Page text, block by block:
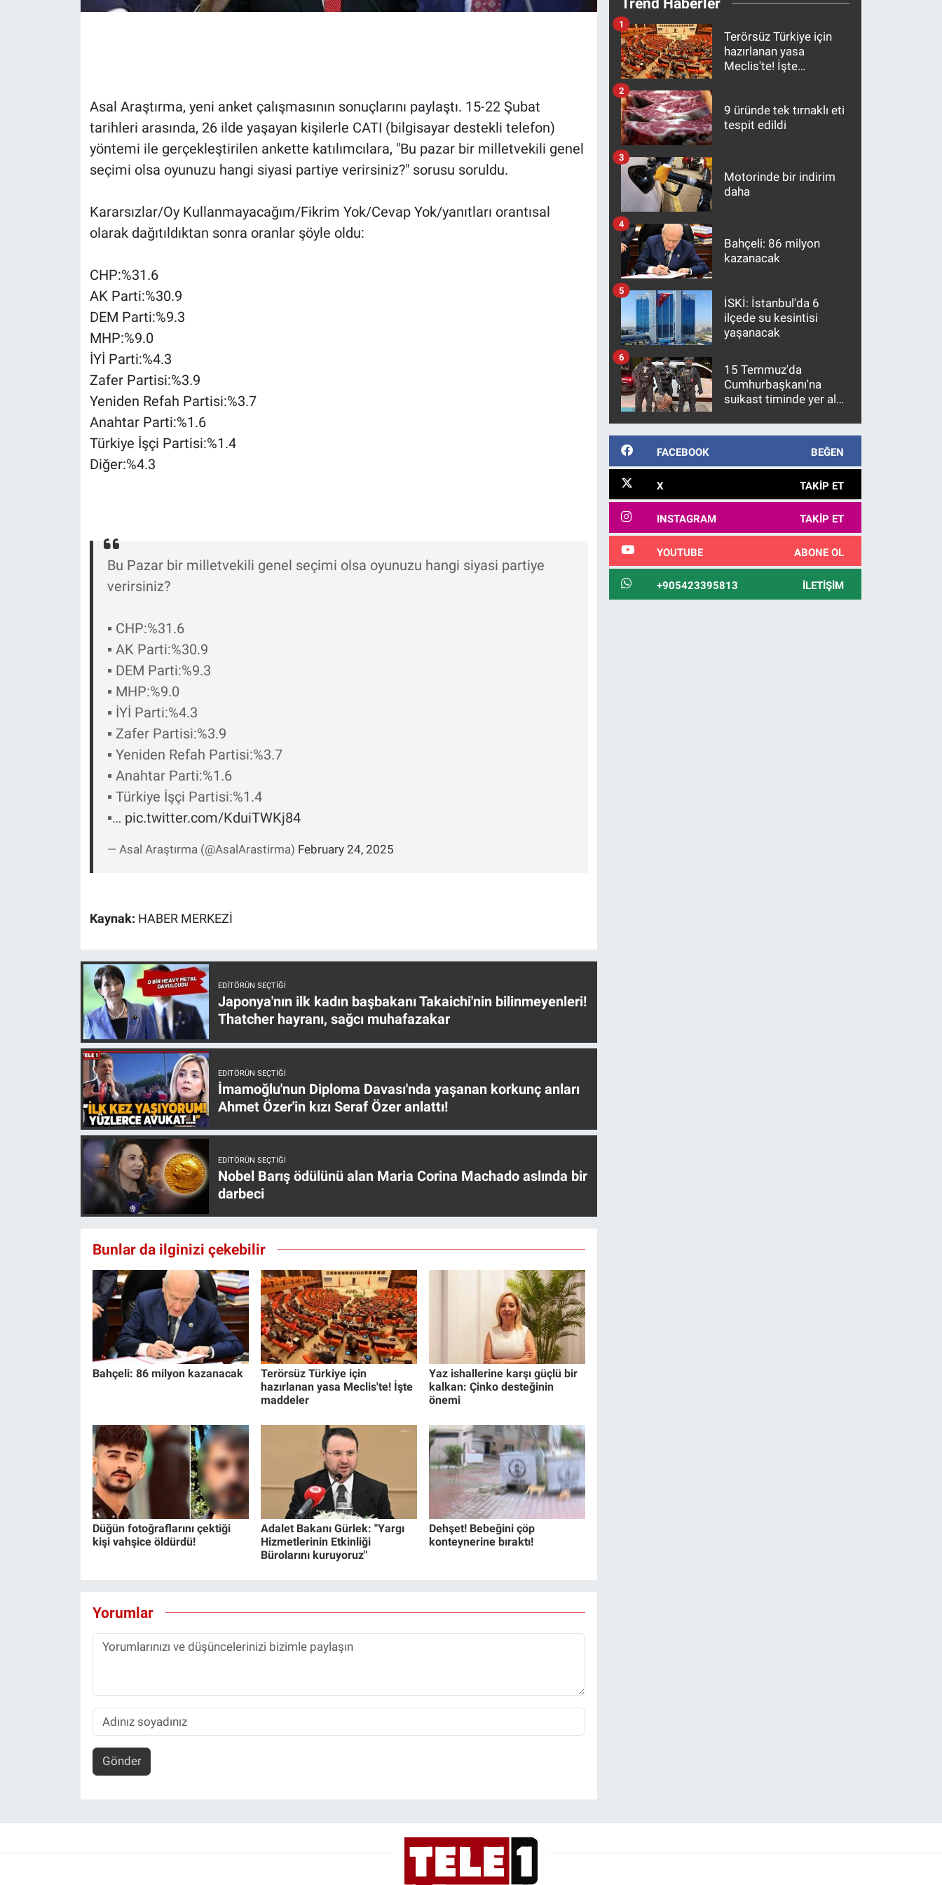
Asal Araştırma, yeni anket çalışmasının sonuçlarını paylaştı. 15-22 Şubat
tarihleri arasında, 26 ilde yaşayan kişilerle CATI (bilgisayar destekli telefon)
yöntemi ile gerçekleştirilen ankette katılımcılara, "Bu pazar bir milletvekili genel
seçimi olsa oyunuzu hangi siyasi partiye verirsiniz?" sorusu soruldu.
Kararsızlar/Oy Kullanmayacağım/Fikrim Yok/Cevap Yok/yanıtları orantısal
olarak dağıtıldıktan sonra oranlar şöyle oldu:
CHP:%31.6
AK Parti:%30.9
DEM Parti:%9.3
MHP:%9.0
İYİ Parti:%4.3
Zafer Partisi:%3.9
Yeniden Refah Partisi:%3.7
Anahtar Parti:%1.6
Türkiye İşçi Partisi:%1.4
Diğer:%4.3
Bu Pazar bir milletvekili genel seçimi olsa oyunuzu hangi siyasi partiye
verirsiniz?
▪️ CHP:%31.6
▪️ AK Parti:%30.9
▪️ DEM Parti:%9.3
▪️ MHP:%9.0
▪️ İYİ Parti:%4.3
▪️ Zafer Partisi:%3.9
▪️ Yeniden Refah Partisi:%3.7
▪️ Anahtar Parti:%1.6
▪️ Türkiye İşçi Partisi:%1.4
▪️… pic.twitter.com/KduiTWKj84
— Asal Araştırma (@AsalArastirma) February 24, 2025
Kaynak: HABER MERKEZİ
EDITÖRÜN SEÇTIĞI
Japonya'nın ilk kadın başbakanı Takaichi'nin bilinmeyenleri!
Thatcher hayranı, sağcı muhafazakar
EDITÖRÜN SEÇTIĞI
İmamoğlu'nun Diploma Davası'nda yaşanan korkunç anları
Ahmet Özer'in kızı Seraf Özer anlattı!
EDITÖRÜN SEÇTIĞI
Nobel Barış ödülünü alan Maria Corina Machado aslında bir
darbeci
Bunlar da ilginizi çekebilir
Bahçeli: 86 milyon kazanacak
Terörsüz Türkiye için
hazırlanan yasa Meclis'te! İşte
maddeler
Yaz ishallerine karşı güçlü bir
kalkan: Çinko desteğinin
önemi
Düğün fotoğraflarını çektiği
kişi vahşice öldürdü!
Adalet Bakanı Gürlek: "Yargı
Hizmetlerinin Etkinliği
Bürolarını kuruyoruz"
Dehşet! Bebeğini çöp
konteynerine bıraktı!
Yorumlar
Gönder
Terörsüz Türkiye için
hazırlanan yasa
Meclis'te! İşte
1
9 üründe tek tırnaklı eti
tespit edildi
2
Motorinde bir indirim
daha
3
Bahçeli: 86 milyon
kazanacak
4
İSKİ: İstanbul'da 6
ilçede su kesintisi
yaşanacak
5
15 Temmuz'da
Cumhurbaşkanı'na
suikast timinde yer alan
10 yıl sonra yakalandı
6
FACEBOOK BEĞEN
X TAKIP ET
INSTAGRAM TAKIP ET
YOUTUBE ABONE OL
+905423395813 İLETIŞIM
Koronavirüs
Ne demişti
Türkiye'nin Gündemi